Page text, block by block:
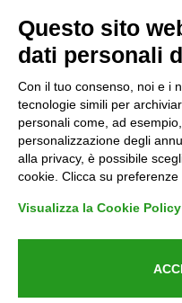
Questo sito
dati personali
Con il tuo consenso, noi e i
tecnologie simili per
personali come, ad
personalizzazione degli
alla privacy, è possibile
cookie. Clicca su preferenze
Visualizza la Cookie